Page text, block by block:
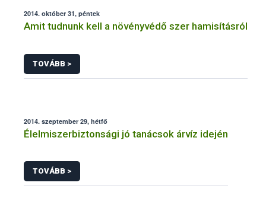
2014. október 31, péntek
Amit tudnunk kell a növényvédő szer hamisításról
TOVÁBB >
2014. szeptember 29, hétfő
Élelmiszerbiztonsági jó tanácsok árvíz idején
TOVÁBB >